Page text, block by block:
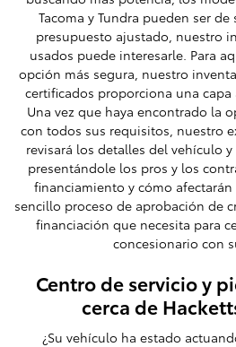
Tacoma y Tundra pueden ser
presupuesto ajustado, nuestro
usados ​​puede interesarle. Para
opción más segura, nuestro
certificados proporciona una
Una vez que haya encontrado la
con todos sus requisitos, nuestro
revisará los detalles del vehículo
presentándole los pros y los
financiamiento y cómo afectarán
sencillo proceso de aprobación de
financiación que necesita para
concesionario con
Centro de servicio y
cerca de
¿Su vehículo ha estado